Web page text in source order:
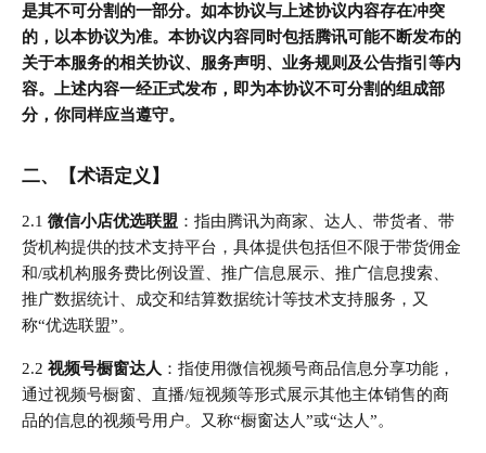
是其不可分割的一部分。如本协议与上述协议内容存在冲突
的，以本协议为准。本协议内容同时包括腾讯可能不断发布的
关于本服务的相关协议、服务声明、业务规则及公告指引等内
容。上述内容一经正式发布，即为本协议不可分割的组成部
分，你同样应当遵守。
二、【术语定义】
2.1 微信小店优选联盟 ：指由腾讯为商家、达人、带货者、带
货机构提供的技术支持平台，具体提供包括但不限于带货佣金
和/或机构服务费比例设置、推广信息展示、推广信息搜索、
推广数据统计、成交和结算数据统计等技术支持服务，又
称“优选联盟”。
2.2 视频号橱窗达人 ：指使用微信视频号商品信息分享功能，
通过视频号橱窗、直播/短视频等形式展示其他主体销售的商
品的信息的视频号用户。又称“橱窗达人”或“达人”。